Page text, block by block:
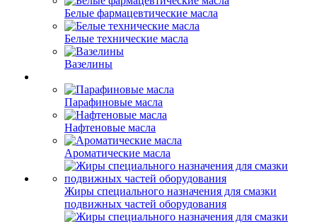
Белые фармацевтические масла
Белые технические масла
Вазелины
Парафиновые масла
Нафтеновые масла
Ароматические масла
Жиры специального назначения для смазки
подвижных частей оборудования